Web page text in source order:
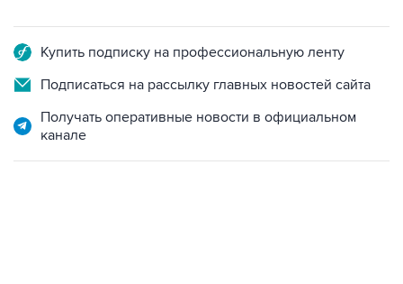
Купить подписку на профессиональную ленту
Подписаться на рассылку главных новостей сайта
Получать оперативные новости в официальном
канале